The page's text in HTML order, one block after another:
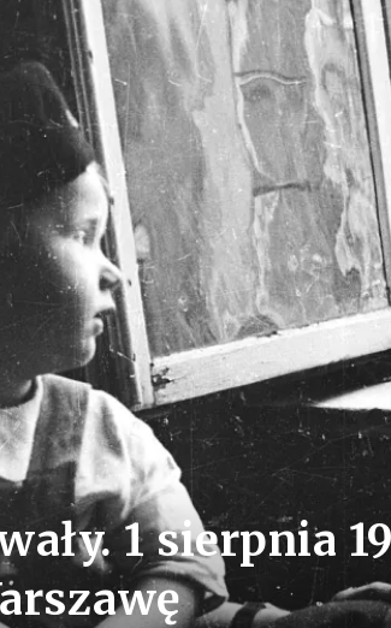
1 sierpnia